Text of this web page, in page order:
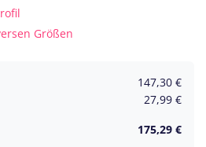
Größen
147,30 €
27,99 €
175,29 €